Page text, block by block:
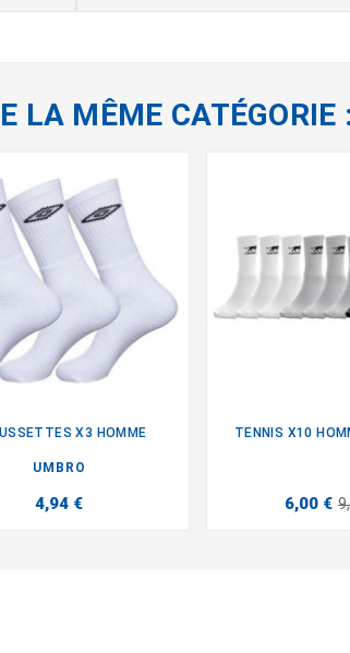
LA MÊME CATÉGORIE :
X3 HOMME
UMBRO
4,94 €
TENNIS X10
6,00 €